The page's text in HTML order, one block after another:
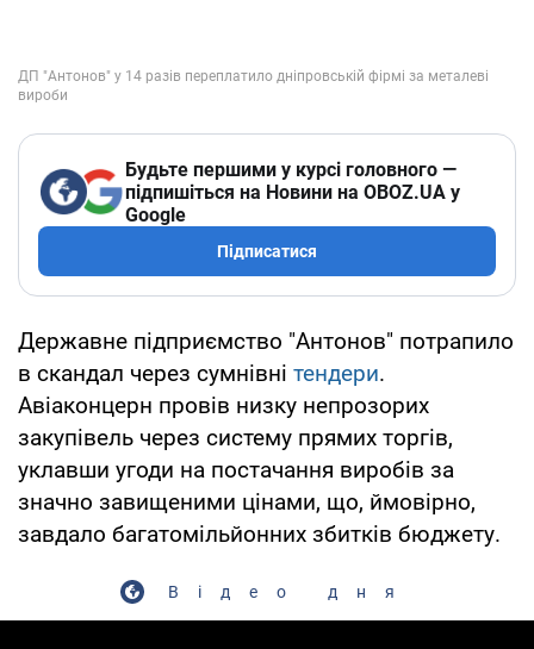
Будьте першими у курсі головного —
підпишіться на Новини на OBOZ.UA у
Google
Підписатися
Державне підприємство "Антонов" потрапило
в скандал через сумнівні тендери.
Авіаконцерн провів низку непрозорих
закупівель через систему прямих торгів,
уклавши угоди на постачання виробів за
значно завищеними цінами, що, ймовірно,
завдало багатомільйонних збитків бюджету.
Відео дня